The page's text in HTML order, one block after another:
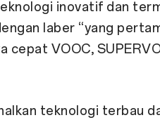
inovatif dan
laber “yang
cepat VOOC,
teknologi terbau